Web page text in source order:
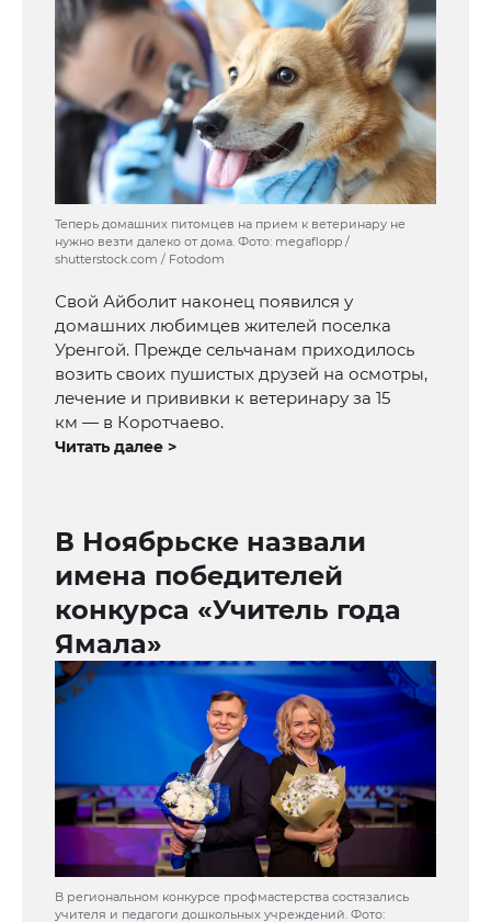
Теперь домашних питомцев на прием к ветеринару не
нужно везти далеко от дома. Фото: megaflopp /
shutterstock.com / Fotodom
Свой Айболит наконец появился у
домашних любимцев жителей поселка
Уренгой. Прежде сельчанам приходилось
возить своих пушистых друзей на осмотры,
лечение и прививки к ветеринару за 15
км — в Коротчаево.
Читать далее >
В Ноябрьске назвали
имена победителей
конкурса «Учитель года
Ямала»
В региональном конкурсе профмастерства состязались
учителя и педагоги дошкольных учреждений. Фото: